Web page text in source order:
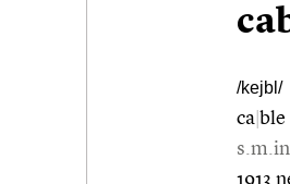
/kejbl/
ca ble
1913